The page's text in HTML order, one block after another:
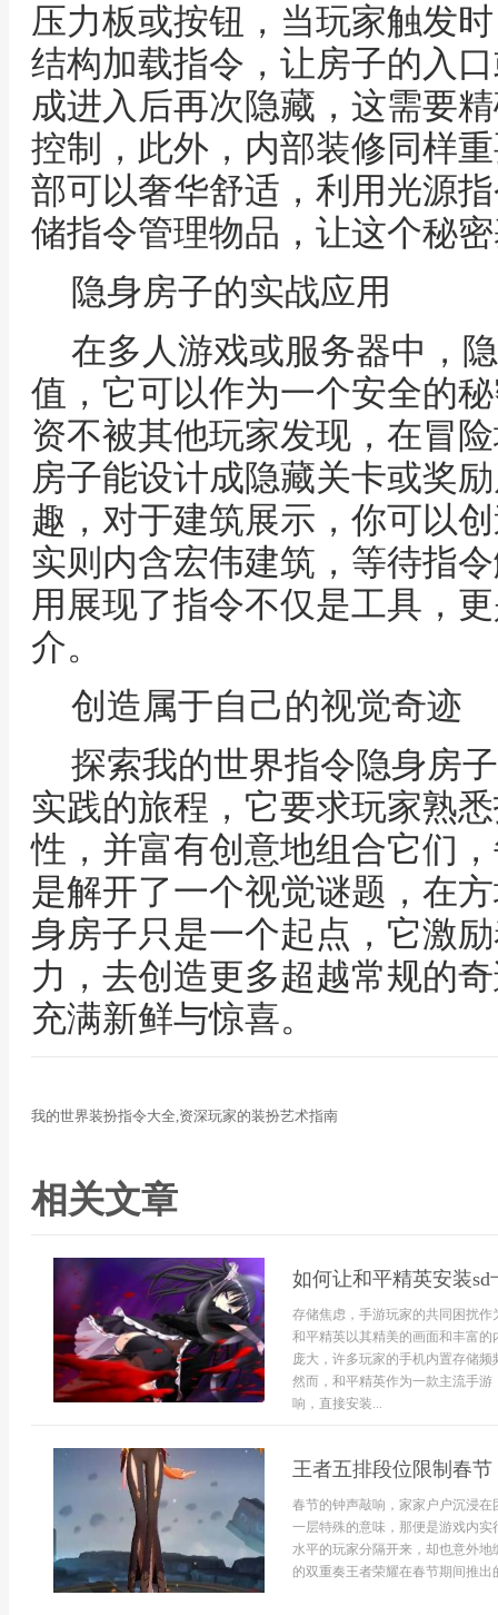
压力板或按钮，当玩家触发
结构加载指令，让房子的入
成进入后再次隐藏，这需要
控制，此外，内部装修同样
部可以奢华舒适，利用光源
储指令管理物品，让这个秘
隐身房子的实战应用
在多人游戏或服务器中，
值，它可以作为一个安全的
资不被其他玩家发现，在冒
房子能设计成隐藏关卡或奖
趣，对于建筑展示，你可以
实则内含宏伟建筑，等待指
用展现了指令不仅是工具，
介。
创造属于自己的视觉奇迹
探索我的世界指令隐身房
实践的旅程，它要求玩家熟
性，并富有创意地组合它们
是解开了一个视觉谜题，在
身房子只是一个起点，它激
力，去创造更多超越常规的
充满新鲜与惊喜。
我的世界装扮指令大全,资深玩家的装扮艺术指南
相关文章
如何让和平精英安装
存储焦虑，手游玩家的共同困扰
和平精英以其精美的画面和丰富
庞大，许多玩家的手机内置存储
然而，和平精英作为一款主流手
响，直接安装...
王者五排段位限制春
春节的钟声敲响，家家户户沉浸
一层特殊的意味，那便是游戏内
水平的玩家分隔开来，却也意外
的双重奏王者荣耀在春节期间推出